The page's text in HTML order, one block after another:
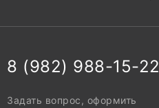
8 (982) 988-15-22
Задать вопрос, оформить